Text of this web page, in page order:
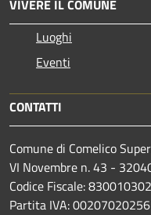
VIVERE IL COMUNE
Luoghi
Eventi
CONTATTI
Comune di Comelico
VI Novembre n. 43 -
Codice Fiscale:
Partita IVA: 00207020256